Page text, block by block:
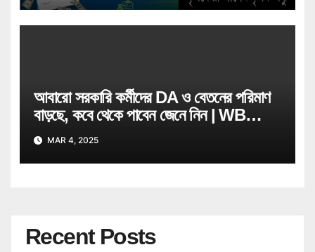
আবারো সরকারি কর্মীদের DA ও বেতনের পরিমাণ
বাড়ছে, কবে থেকে পাবেন জেনে নিন | WB
Govt Job Employee
MAR 4, 2025
Recent Posts